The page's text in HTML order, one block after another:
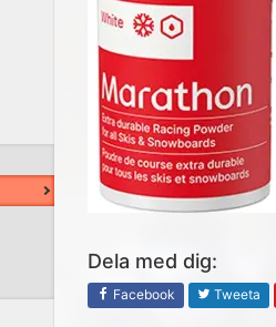
Dela med dig:
Facebook Tweeta